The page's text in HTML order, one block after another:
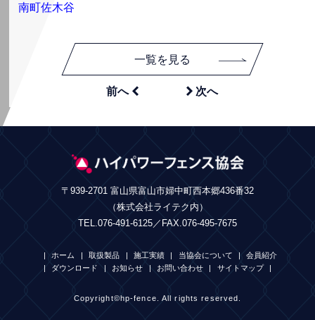
南町佐木谷
一覧を見る
前へ   次へ
〒939-2701 富山県富山市婦中町西本郷436番32
（株式会社ライテク内）
TEL.076-491-6125／FAX.076-495-7675
ホーム 取扱製品 施工実績 当協会について
会員紹介
ダウンロード
お知らせ お問い合わせ サイトマップ
Copyright©hp-fence. All rights reserved.